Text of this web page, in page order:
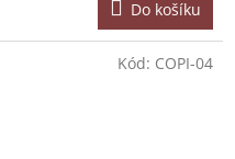
Do košíku
Kód: COPI-04